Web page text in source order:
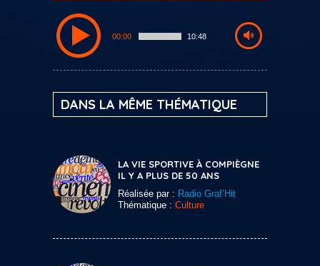
00:00 10:48
DANS LA MÊME THÉMATIQUE
LA VIE SPORTIVE À COMPIÈGNE
IL Y A PLUS DE 50 ANS
Réalisée par : Radio Graf’Hit
Thématique : Culture